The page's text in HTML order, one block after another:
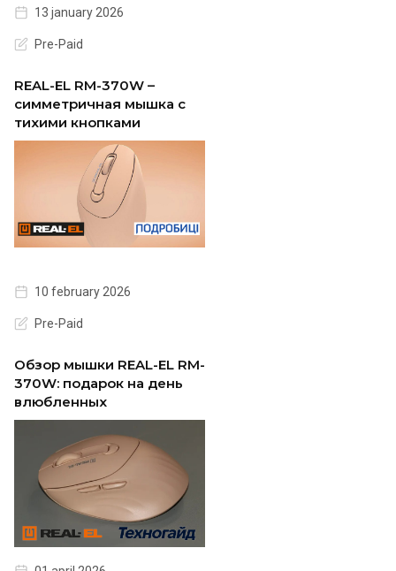
13 january 2026
Pre-Paid
REAL-EL RM-370W –
симметричная мышка с
тихими кнопками
10 february 2026
Pre-Paid
Обзор мышки REAL-EL RM-
370W: подарок на день
влюбленных